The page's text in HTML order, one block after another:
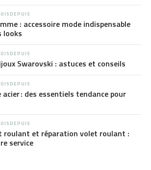
: accessoire mode indispensable
looks
Swarovski : astuces et conseils
: des essentiels tendance pour
roulant et réparation volet roulant :
service